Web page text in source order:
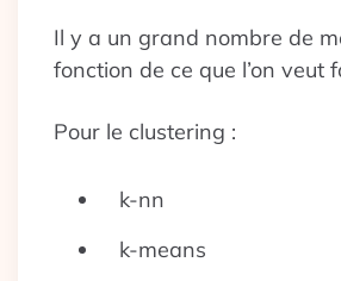
Il y a un grand nombre de
fonction de ce que l’on veut
Pour le clustering :
k-nn
k-means